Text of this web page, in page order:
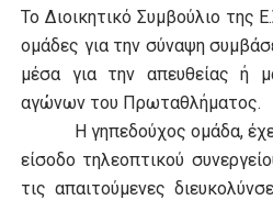
Το Διοικητικό Συμβούλιο της
ομάδες για την σύναψη
μέσα για την απευθείας ή
αγώνων του Πρωταθλήματος.
Η γηπεδούχος ομάδα, έχει
είσοδο τηλεοπτικού
τις απαιτούμενες